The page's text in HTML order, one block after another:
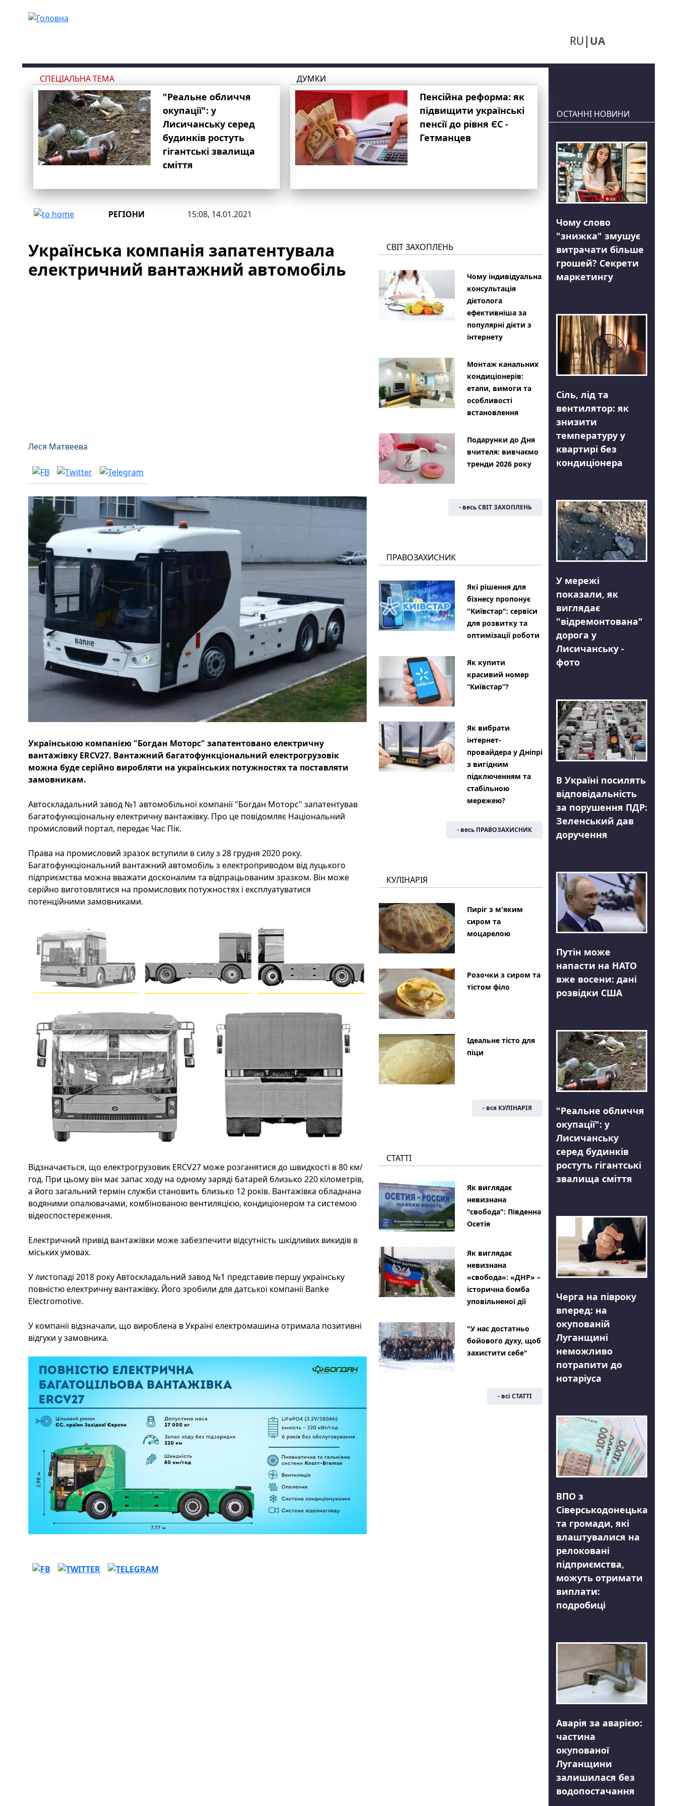
RU UA
СПЕЦІАЛЬНА ТЕМА
"Реальне обличчя
окупації": у
Лисичанську серед
будинків ростуть
гігантські звалища
сміття
ДУМКИ
Пенсійна реформа: як
підвищити українські
пенсії до рівня ЄС -
Гетманцев
РЕГІОНИ 15:08, 14.01.2021
Українська компанія запатентувала
електричний вантажний автомобіль
Леся Матвеева
Українською компанією "Богдан Моторс" запатентовано електричну
вантажівку ERCV27. Вантажний багатофункціональний електрогрузовік
можна буде серійно виробляти на українських потужностях та поставляти
замовникам.
Автоскладальний завод №1 автомобільної компанії "Богдан Моторс" запатентував
багатофункціональну електричну вантажівку. Про це повідомляє Національний
промисловий портал, передає Час Пік.
Права на промисловий зразок вступили в силу з 28 грудня 2020 року.
Багатофункціональний вантажний автомобіль з електроприводом від луцького
підприємства можна вважати досконалим та відпрацьованим зразком. Він може
серійно виготовлятися на промислових потужностях і експлуатуватися
потенційними замовниками.
Відзначається, що електрогрузовик ERCV27 може розганятися до швидкості в 80 км/
год. При цьому він має запас ходу на одному заряді батарей близько 220 кілометрів,
а його загальний термін служби становить близько 12 років. Вантажівка обладнана
водяними опалювачами, комбінованою вентиляцією, кондиціонером та системою
відеоспостереження.
Електричний привід вантажівки може забезпечити відсутність шкідливих викидів в
міських умовах.
У листопаді 2018 року Автоскладальний завод №1 представив першу українську
повністю електричну вантажівку. Його зробили для датської компанії Banke
Electromotive.
У компанії відзначали, що вироблена в Україні електромашина отримала позитивні
відгуки у замовника.
СВІТ ЗАХОПЛЕНЬ
Чому індивідуальна
консультація
дієтолога
ефективніша за
популярні дієти з
інтернету
Монтаж канальних
кондиціонерів:
етапи, вимоги та
особливості
встановлення
Подарунки до Дня
вчителя: вивчаємо
тренди 2026 року
- весь СВІТ ЗАХОПЛЕНЬ
ПРАВОЗАХИСНИК
Які рішення для
бізнесу пропонує
"Київстар": сервіси
для розвитку та
оптимізації роботи
Як купити
красивий номер
“Київстар”?
Як вибрати
інтернет-
провайдера у Дніпрі
з вигідним
підключенням та
стабільною
мережею?
- весь ПРАВОЗАХИСНИК
КУЛІНАРІЯ
Пиріг з м'яким
сиром та
моцарелою
Розочки з сиром та
тістом філо
Ідеальне тісто для
піци
- вся КУЛІНАРІЯ
СТАТТІ
Як виглядає
невизнана
"свобода": Південна
Осетія
Як виглядає
невизнана
«свобода»: «ДНР» –
історична бомба
уповільненої дії
"У нас достатньо
бойового духу, щоб
захистити себе"
- всі СТАТТІ
ОСТАННІ НОВИНИ
Чому слово
"знижка" змушує
витрачати більше
грошей? Секрети
маркетингу
Сіль, лід та
вентилятор: як
знизити
температуру у
квартирі без
кондиціонера
У мережі
показали, як
виглядає
"відремонтована"
дорога у
Лисичанську -
фото
В Україні посилять
відповідальність
за порушення ПДР:
Зеленський дав
доручення
Путін може
напасти на НАТО
вже восени: дані
розвідки США
"Реальне обличчя
окупації": у
Лисичанську
серед будинків
ростуть гігантські
звалища сміття
Черга на півроку
вперед: на
окупованій
Луганщині
неможливо
потрапити до
нотаріуса
ВПО з
Сіверськодонецька
та громади, які
влаштувалися на
релоковані
підприємства,
можуть отримати
виплати:
подробиці
Аварія за аварією:
частина
окупованої
Луганщини
залишилася без
водопостачання